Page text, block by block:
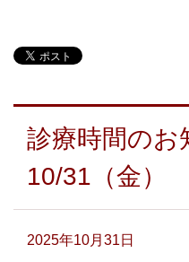
診療時間の
10/31（金）
2025年10月31日